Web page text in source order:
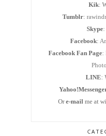
Kik:
Tumblr:
Skype:
Facebook:
Facebook Fan Page:
LINE:
Ore-mailme at